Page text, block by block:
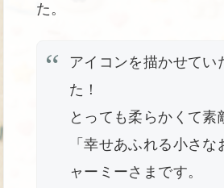
た。
アイコンを描かせてい
た！
とっても柔らかくて素
「幸せあふれる小さ
ャーミーさまです。